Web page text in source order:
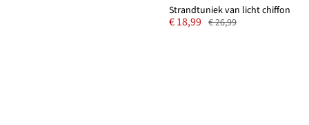
Strandtuniek van licht chiffon
€ 18,99 € 26,99